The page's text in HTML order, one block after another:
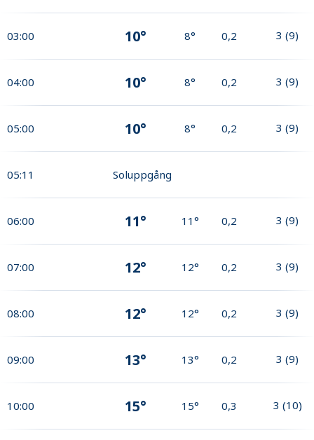
03:00 10° 8° 0,2 3 (9)
04:00 10° 8° 0,2 3 (9)
05:00 10° 8° 0,2 3 (9)
05:11 Soluppgång
06:00 11° 11° 0,2 3 (9)
07:00 12° 12° 0,2 3 (9)
08:00 12° 12° 0,2 3 (9)
09:00 13° 13° 0,2 3 (9)
10:00 15° 15° 0,3 3 (10)